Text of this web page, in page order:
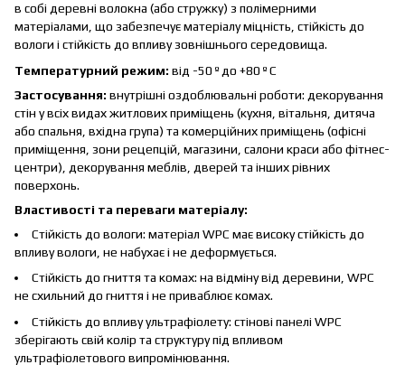
в собі деревні волокна (або стружку) з полімерними
матеріалами, що забезпечує матеріалу міцність, стійкість до
вологи і стійкість до впливу зовнішнього середовища.
Температурний режим: від -50 º до +80 º С
Застосування: внутрішні оздоблювальні роботи: декорування
стін у всіх видах житлових приміщень (кухня, вітальня, дитяча
або спальня, вхідна група) та комерційних приміщень (офісні
приміщення, зони рецепцій, магазини, салони краси або фітнес-
центри), декорування меблів, дверей та інших рівних
поверхонь.
Властивості та переваги матеріалу:
Стійкість до вологи: матеріал WPC має високу стійкість до
впливу вологи, не набухає і не деформується.
Стійкість до гниття та комах: на відміну від деревини, WPC
не схильний до гниття і не приваблює комах.
Стійкість до впливу ультрафіолету: стінові панелі WPC
зберігають свій колір та структуру під впливом
ультрафіолетового випромінювання.